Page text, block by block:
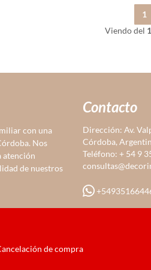
1
Viendo del 1
con una
Nos
atención
de nuestros
Contacto
Dirección: Av.
Córdoba,
Teléfono: + 54 9
de compra